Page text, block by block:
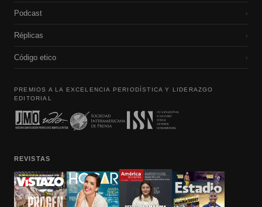
Podcast ›
Réplicas ›
Código etico ›
PREMIOS A LA EXCELENCIA PERIODÍSTICA Y LIDERAZGO
EDITORIAL
REVISTAS